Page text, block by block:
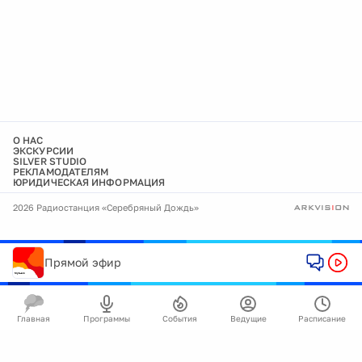
О НАС
ЭКСКУРСИИ
SILVER STUDIO
РЕКЛАМОДАТЕЛЯМ
ЮРИДИЧЕСКАЯ ИНФОРМАЦИЯ
2026 Радиостанция «Серебряный Дождь»
Прямой эфир
Главная Программы События Ведущие Расписание